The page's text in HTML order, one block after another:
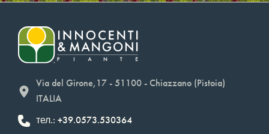
Via del Girone,17 - 51100 - Chiazzano (Pistoia)
ITALIA
тел.: +39.0573.530364